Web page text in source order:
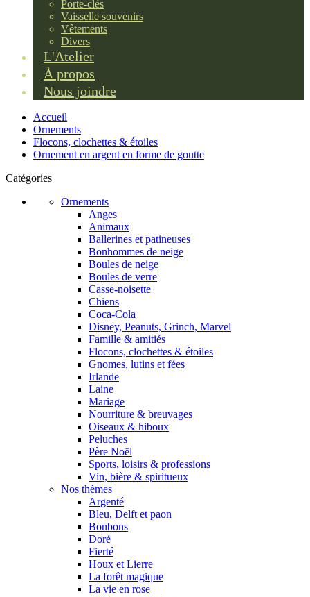
Porte-clés
Vaisselle souvenirs
Vêtements
Divers
L'Atelier
À propos
Nous joindre
Accueil
Ornements
Flocons, clochettes & étoiles
Ornement en argent en forme de goutte
Catégories
Nos thèmes
Argenté
Bleu, Delft et paon
Bonbons
Doré
Fierté
Houx et Lierre
La forêt magique
La vie en rose
Ornements
Anges
Animaux
Ballerines et patineuses
Bonhommes de neige
Boules de neige
Boules de verre
Casse-noisette
Chiens
Coca-Cola
Disney, Peanuts, Grinch, Marvel
Famille & amitiés
Flocons, clochettes & étoiles
Gnomes, lutins et fées
Irlande
Laine
Mariage
Nourriture & breuvages
Oiseaux & hiboux
Peluches
Père Noël
Sports, loisirs & professions
Vin, bière & spiritueux